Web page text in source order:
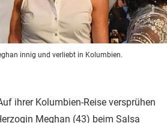
innig und verliebt in Kolumbien.
ihrer Kolumbien-Reise versprühen
Meghan (43) beim Salsa